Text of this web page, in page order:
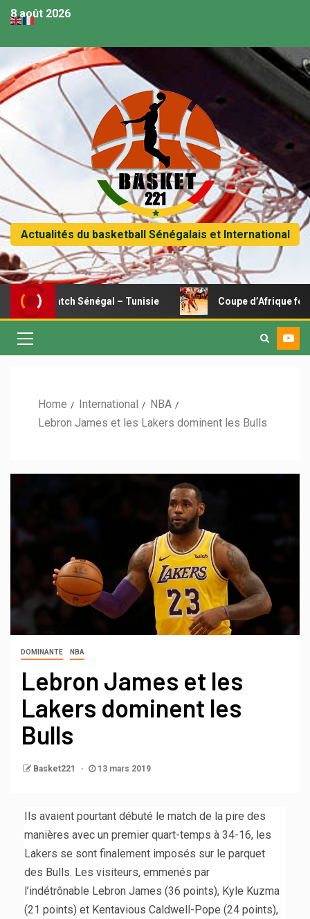
8 août 2026
Actualités du basketball Sénégalais et International
Sénégal – Tunisie Coupe d’Afrique féminine
Home International
NBA
Lebron James et les Lakers dominent les Bulls
DOMINANTE NBA
Lebron James et les
Lakers dominent les
Bulls
Basket221 13 mars 2019
Ils avaient pourtant débuté le match de la pire des
manières avec un premier quart-temps à 34-16, les
Lakers se sont finalement imposés sur le parquet
des Bulls. Les visiteurs, emmenés par
l’indétrônable Lebron James (36 points), Kyle Kuzma
(21 points) et Kentavious Caldwell-Pope (24 points),